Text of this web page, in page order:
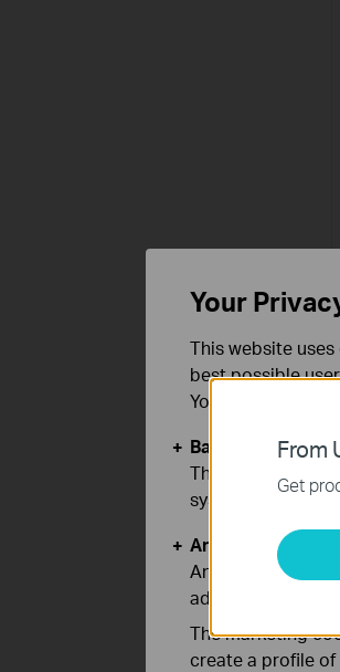
From
Get
Your
This website
best possible
You can find
Basic Cookies
These cookies
systems.
Analysis and
Analysis cookies
adapt the
The marketing
create a profile